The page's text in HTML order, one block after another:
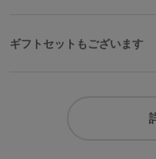
ギフトセットもございます